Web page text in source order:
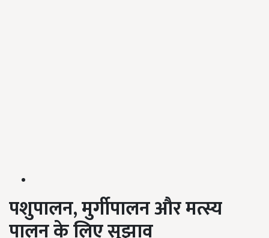
पशुपालन,मुर्गीपालन और मत्स्य